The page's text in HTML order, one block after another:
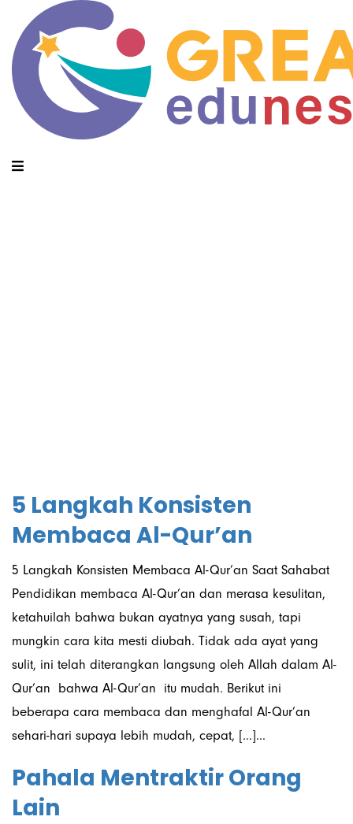
5 Langkah Konsisten
Membaca Al-Qur’an
5 Langkah Konsisten Membaca Al-Qur’an Saat Sahabat
Pendidikan membaca Al-Qur’an dan merasa kesulitan,
ketahuilah bahwa bukan ayatnya yang susah, tapi
mungkin cara kita mesti diubah. Tidak ada ayat yang
sulit, ini telah diterangkan langsung oleh Allah dalam Al-
Qur’an bahwa Al-Qur’an itu mudah. Berikut ini
beberapa cara membaca dan menghafal Al-Qur’an
sehari-hari supaya lebih mudah, cepat, […]...
Pahala Mentraktir Orang
Lain